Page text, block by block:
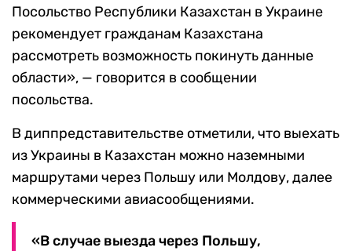
Посольство Республики Казахстан в Украине
рекомендует гражданам Казахстана
рассмотреть возможность покинуть данные
области», — говорится в сообщении
посольства.
В диппредставительстве отметили, что выехать
из Украины в Казахстан можно наземными
маршрутами через Польшу или Молдову, далее
коммерческими авиасообщениями.
«В случае выезда через Польшу,